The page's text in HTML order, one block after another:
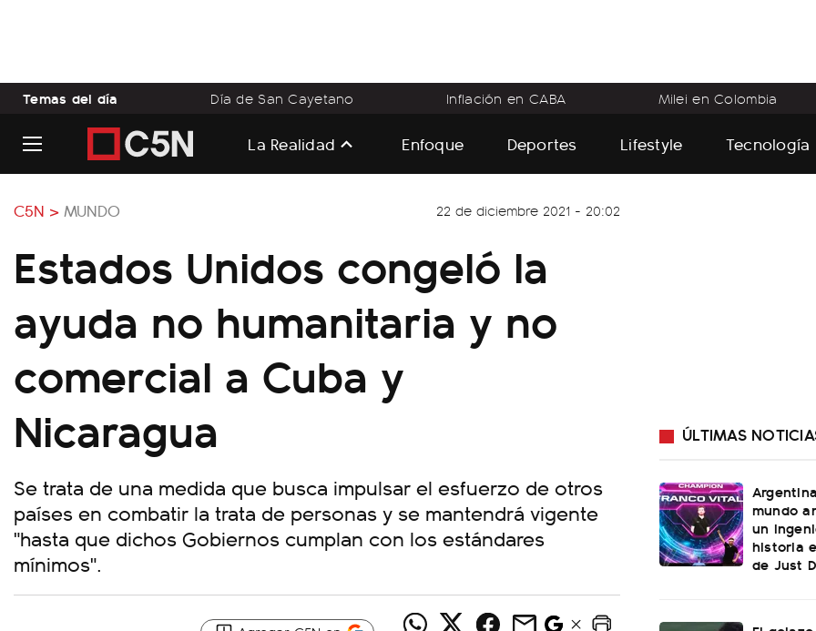
Temas del día Día de San Cayetano Inflación en CABA Milei en Colombia
La Realidad Enfoque Deportes Lifestyle Tecnología
C5N > MUNDO 22 de diciembre 2021 - 20:02
Estados Unidos congeló la
ayuda no humanitaria y no
comercial a Cuba y
Nicaragua
Se trata de una medida que busca impulsar el esfuerzo de otros
países en combatir la trata de personas y se mantendrá vigente
"hasta que dichos Gobiernos cumplan con los estándares
mínimos".
ÚLTIMAS
mundo
un
historia
de Just